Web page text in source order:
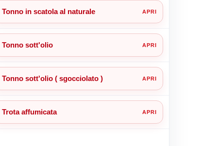
Tonno in scatola al naturale
Tonno sott'olio
Tonno sott'olio ( sgocciolato )
Trota affumicata